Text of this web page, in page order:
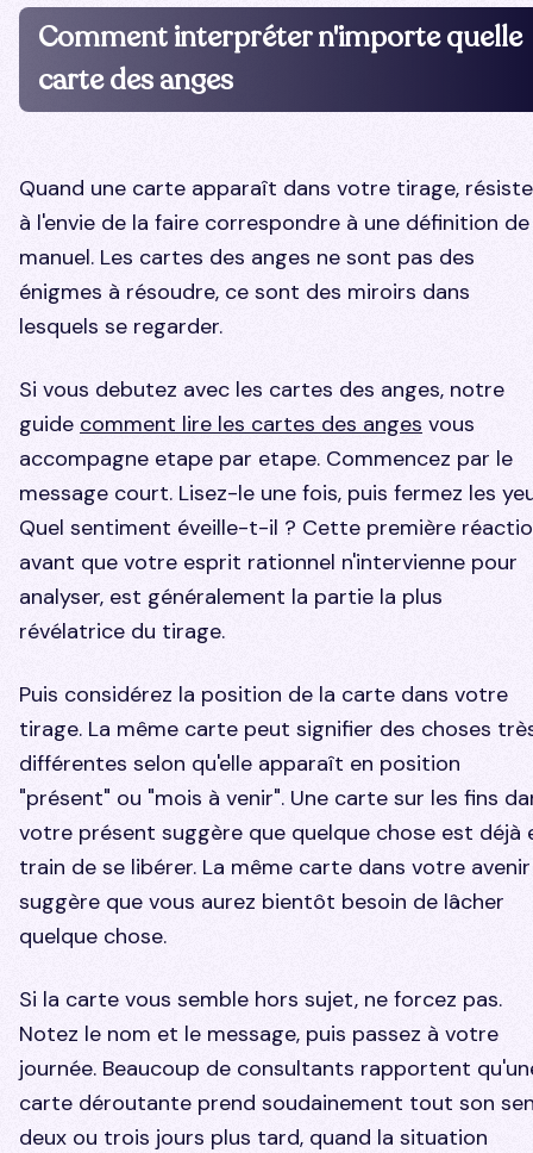
Comment interpréter n'importe quelle
carte des anges
Quand une carte apparaît dans votre tirage,
à l'envie de la faire correspondre à une définition de
manuel. Les cartes des anges ne sont pas des
énigmes à résoudre, ce sont des miroirs dans
lesquels se regarder.
Si vous debutez avec les cartes des anges, notre
guide comment lire les cartes des anges vous
accompagne etape par etape. Commencez par le
message court. Lisez-le une fois, puis fermez les
Quel sentiment éveille-t-il ? Cette première
avant que votre esprit rationnel n'intervienne pour
analyser, est généralement la partie la plus
révélatrice du tirage.
Puis considérez la position de la carte dans votre
tirage. La même carte peut signifier des choses
différentes selon qu'elle apparaît en position
"présent" ou "mois à venir". Une carte sur les fins
votre présent suggère que quelque chose est déjà
train de se libérer. La même carte dans votre avenir
suggère que vous aurez bientôt besoin de lâcher
quelque chose.
Si la carte vous semble hors sujet, ne forcez pas.
Notez le nom et le message, puis passez à votre
journée. Beaucoup de consultants rapportent
carte déroutante prend soudainement tout son
deux ou trois jours plus tard, quand la situation